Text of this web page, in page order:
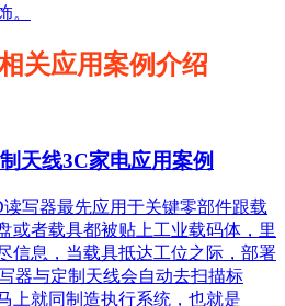
。
关应用案例介绍
天线3C家电应用案例
写器最先应用于关键零部件跟载
或者载具都被贴上工业载码体，里
信息，当载具抵达工位之际，部署
器与定制天线会自动去扫描标
上就同制造执行系统，也就是